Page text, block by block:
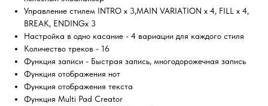
Управление стилем INTRO x 3,MAIN VARIATION x 4, FILL x 4,
BREAK, ENDINGx 3
Настройка в одно касание - 4 вариации для каждого стиля
Количество треков - 16
Функция записи - Быстрая запись, многодорожечная запись
Функция отображения нот
Функция отображения текста
Функция Multi Pad Creator